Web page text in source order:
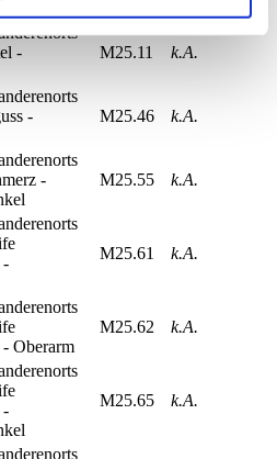
-
M25.11 k.A.
-
M25.46 k.A.
-
M25.55 k.A.
-
M25.61 k.A.
Oberarm
M25.62 k.A.
-
M25.65 k.A.